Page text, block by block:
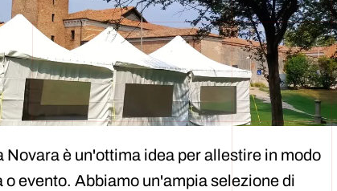
è un'ottima idea per allestire in modo
evento. Abbiamo un'ampia selezione di